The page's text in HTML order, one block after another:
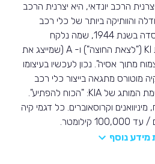
הרכב יונדאי, היא יצרנית הרכב
והוותיקה ביותר של כלי רכב
מונעים בקוריאה. החברה נוסדה בשנת 1944, שמה נלקח
מהמילים הסיניות-קוריאניות KI ("לצאת החוצה") ו- A (שמייצג את
מתוך אסיה". נכון לעכשיו בעיצומו
מוטורס מתגאה בייצור כלי רכב
מרגשים המשקפים את סיסמת המותג של KIA: "הכוח להפתיע".
וקרוסאוברים. כל דגמי קיה
מידע נוסף